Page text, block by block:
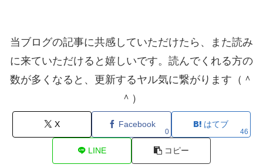
当ブログの記事に共感していただけたら、また読み
に来ていただけると嬉しいです。読んでくれる方の
数が多くなると、更新するヤル気に繋がります（＾
＾）
X Facebook
0
はてブ
46
LINE コピー